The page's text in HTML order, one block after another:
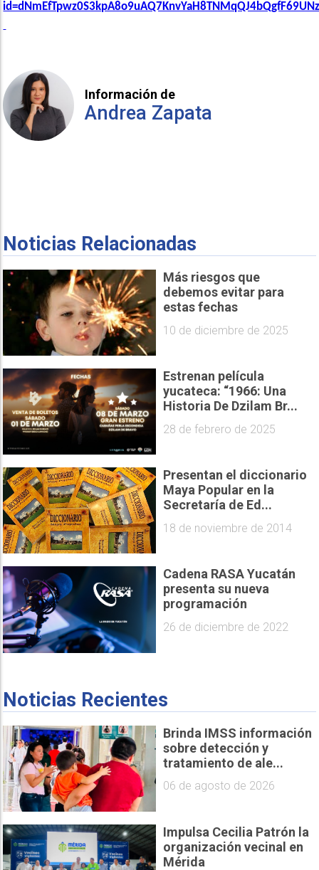
Información de
Andrea Zapata
Noticias Relacionadas
Más riesgos que
debemos evitar para
estas fechas
10 de diciembre de 2025
Estrenan película
yucateca: “1966: Una
Historia De Dzilam Br...
28 de febrero de 2025
Presentan el diccionario
Maya Popular en la
Secretaría de Ed...
18 de noviembre de 2014
Cadena RASA Yucatán
presenta su nueva
programación
26 de diciembre de 2022
Noticias Recientes
Brinda IMSS información
sobre detección y
tratamiento de ale...
06 de agosto de 2026
Impulsa Cecilia Patrón la
organización vecinal en
Mérida